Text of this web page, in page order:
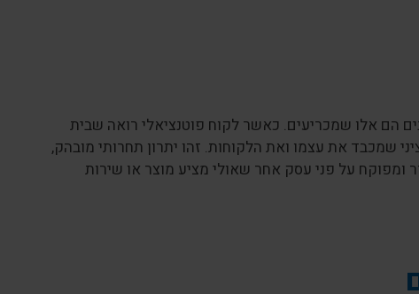
הם אלו שמכריעים. כאשר לקוח פוטנציאלי רואה שבית
שמכבד את עצמו ואת הלקוחות. זהו יתרון תחרותי מובהק,
ומפוקח על פני עסק אחר שאולי מציע מוצר או שירות